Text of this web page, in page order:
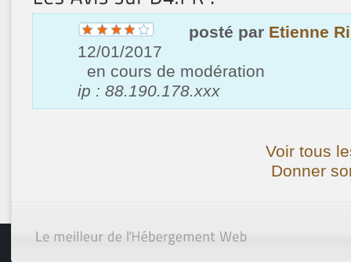
posté par Etienne
12/01/2017
en cours de modération
ip : 88.190.178.xxx
Voir tous
Donner